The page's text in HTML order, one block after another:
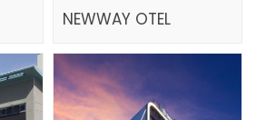
NEWWAY OTEL